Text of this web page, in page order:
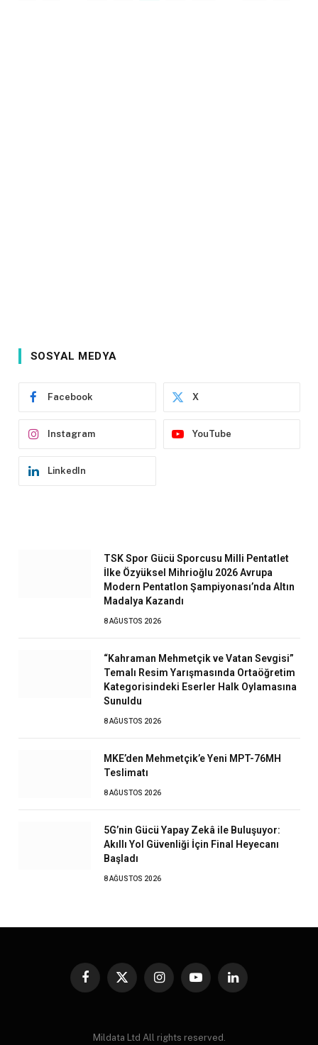
SOSYAL MEDYA
Facebook X
Instagram YouTube
LinkedIn
TSK Spor Gücü Sporcusu Milli Pentatlet
İlke Özyüksel Mihrioğlu 2026 Avrupa
Modern Pentatlon Şampiyonası’nda Altın
Madalya Kazandı
8 AĞUSTOS 2026
“Kahraman Mehmetçik ve Vatan Sevgisi”
Temalı Resim Yarışmasında Ortaöğretim
Kategorisindeki Eserler Halk Oylamasına
Sunuldu
8 AĞUSTOS 2026
MKE’den Mehmetçik’e Yeni MPT-76MH
Teslimatı
8 AĞUSTOS 2026
5G’nin Gücü Yapay Zekâ ile Buluşuyor:
Akıllı Yol Güvenliği İçin Final Heyecanı
Başladı
8 AĞUSTOS 2026
Facebook
X InstagramYouTubeLinkedIn
Mildata Ltd All rights reserved.